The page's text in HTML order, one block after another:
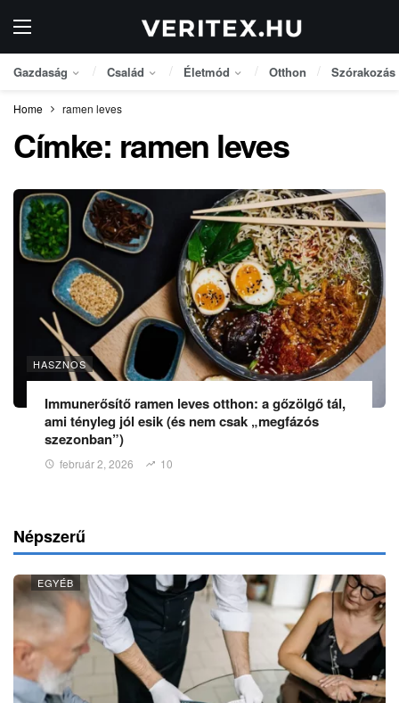
Gazdaság Család Életmód Otthon Szórakozás
Home ramen leves
Címke: ramen leves
HASZNOS
Immunerősítő ramen leves otthon: a gőzölgő tál,
ami tényleg jól esik (és nem csak „megfázós
szezonban”)
február 2, 2026 10
Népszerű
EGYÉB